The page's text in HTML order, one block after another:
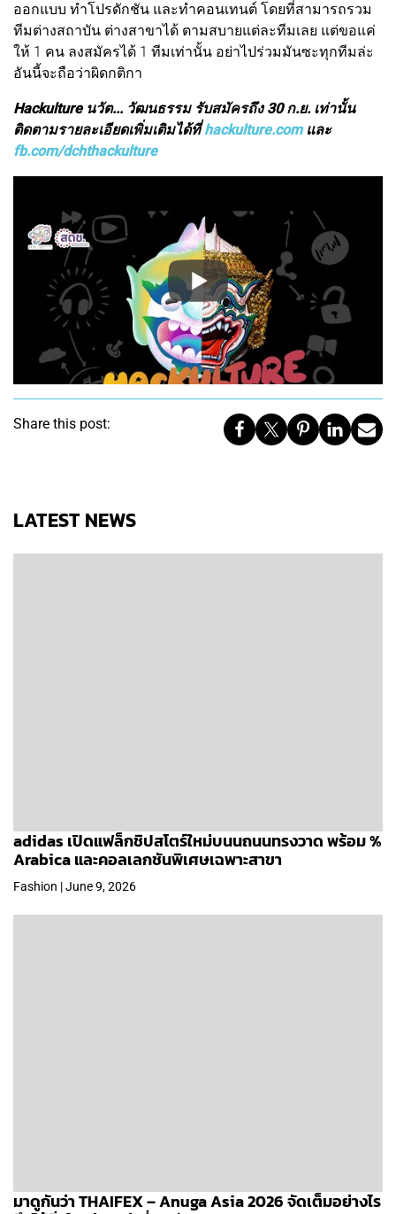
ออกแบบ ทำโปรดักชัน และทำคอนเทนต์ โดยที่สามารถรวม
ทีมต่างสถาบัน ต่างสาขาได้ ตามสบายแต่ละทีมเลย แต่ขอแค่
ให้ 1 คน ลงสมัครได้ 1 ทีมเท่านั้น อย่าไปร่วมมันซะทุกทีมล่ะ
อันนี้จะถือว่าผิดกติกา
Hackulture นวัต... วัฒนธรรม รับสมัครถึง 30 ก.ย. เท่านั้น
ติดตามรายละเอียดเพิ่มเติมได้ที่hackulture.comและ
fb.com/dchthackulture
Share this post:
LATEST NEWS
adidas เปิดแฟล็กชิปสโตร์ใหม่บนนถนนทรงวาด พร้อม %
Arabica และคอลเลกชันพิเศษเฉพาะสาขา
Fashion | June 9, 2026
มาดูกันว่า THAIFEX – Anuga Asia 2026 จัดเต็มอย่างไร